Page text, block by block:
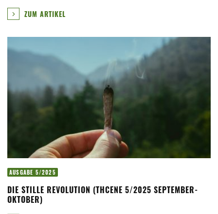
ZUM ARTIKEL
AUSGABE 5/2025
DIE STILLE REVOLUTION (THCENE 5/2025 SEPTEMBER-
OKTOBER)